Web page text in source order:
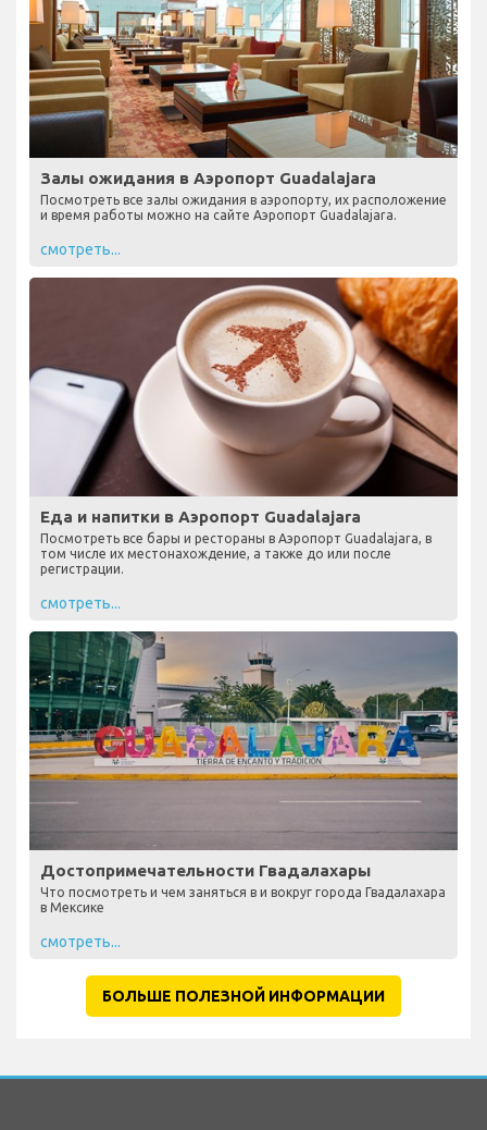
Залы ожидания в Аэропорт Guadalajara
Посмотреть все залы ожидания в аэропорту, их расположение
и время работы можно на сайте Аэропорт Guadalajara.
смотреть...
Еда и напитки в Аэропорт Guadalajara
Посмотреть все бары и рестораны в Аэропорт Guadalajara, в
том числе их местонахождение, а также до или после
регистрации.
смотреть...
Достопримечательности Гвадалахары
Что посмотреть и чем заняться в и вокруг города Гвадалахара
в Мексике
смотреть...
БОЛЬШЕ ПОЛЕЗНОЙ ИНФОРМАЦИИ